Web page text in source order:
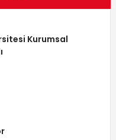
Kurumsal